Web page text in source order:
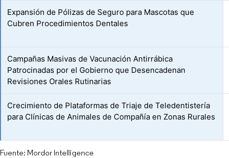
Expansión de Pólizas de Seguro para Mascotas que
Cubren Procedimientos Dentales
Campañas Masivas de Vacunación Antirrábica
Patrocinadas por el Gobierno que Desencadenan
Revisiones Orales Rutinarias
Crecimiento de Plataformas de Triaje de Teledentistería
para Clínicas de Animales de Compañía en Zonas Rurales
Fuente: Mordor Intelligence